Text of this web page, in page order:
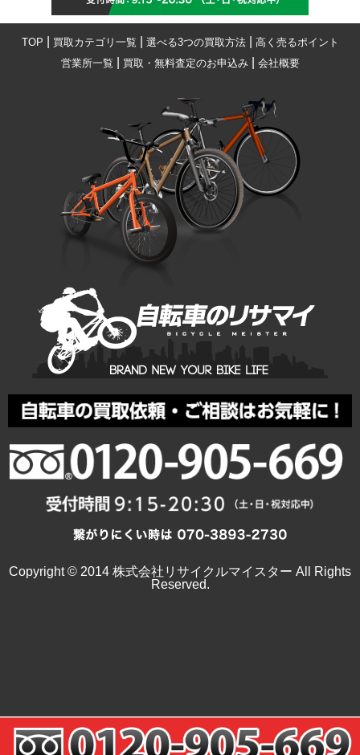
TOP 買取カテゴリ一覧 選べる3つの買取方法| 高く売るポイント
営業所一覧
買取・無料査定のお申込み| 会社概要
Copyright © 2014 株式会社リサイクルマイスター All Rights
Reserved.